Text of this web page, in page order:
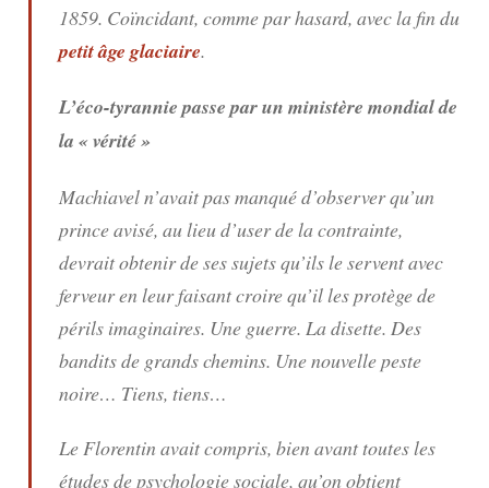
1859. Coïncidant, comme par hasard, avec la fin du
petit âge glaciaire.
L’éco-tyrannie passe par un ministère mondial de
la « vérité »
Machiavel n’avait pas manqué d’observer qu’un
prince avisé, au lieu d’user de la contrainte,
devrait obtenir de ses sujets qu’ils le servent avec
ferveur en leur faisant croire qu’il les protège de
périls imaginaires. Une guerre. La disette. Des
bandits de grands chemins. Une nouvelle peste
noire… Tiens, tiens…
Le Florentin avait compris, bien avant toutes les
études de psychologie sociale, qu’on obtient